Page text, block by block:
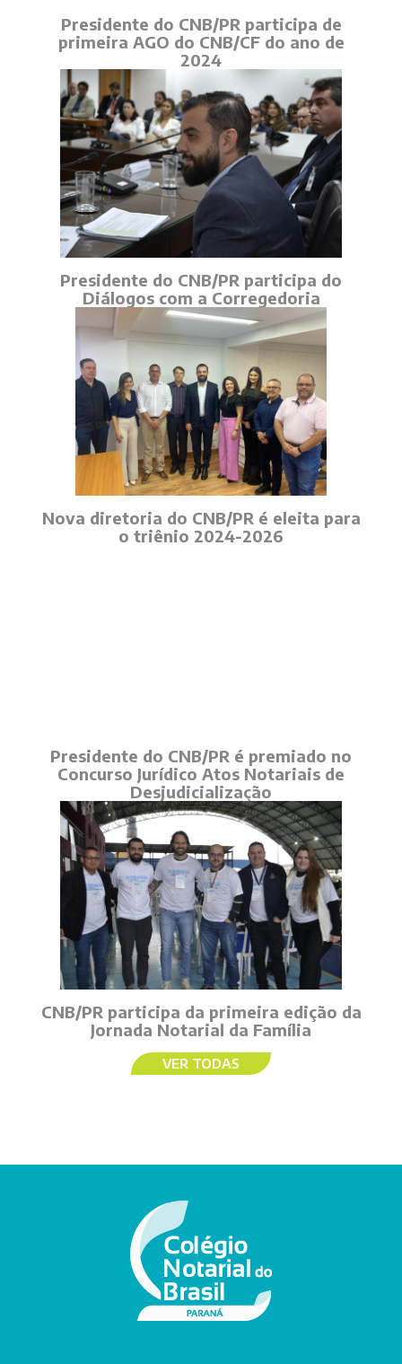
Presidente do CNB/PR participa de
primeira AGO do CNB/CF do ano de
2024
Presidente do CNB/PR participa do
Diálogos com a Corregedoria
Nova diretoria do CNB/PR é eleita para
o triênio 2024-2026
Presidente do CNB/PR é premiado no
Concurso Jurídico Atos Notariais de
Desjudicialização
CNB/PR participa da primeira edição da
Jornada Notarial da Família
VER TODAS